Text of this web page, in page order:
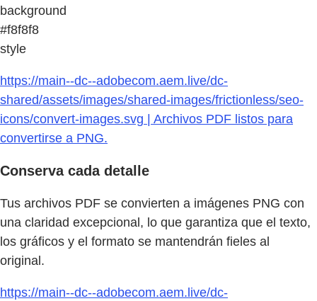
background
#f8f8f8
style
https://main--dc--adobecom.aem.live/dc-
shared/assets/images/shared-images/frictionless/seo-
icons/convert-images.svg | Archivos PDF listos para
convertirse a PNG.
Conserva cada detalle
Tus archivos PDF se convierten a imágenes PNG con
una claridad excepcional, lo que garantiza que el texto,
los gráficos y el formato se mantendrán fieles al
original.
https://main--dc--adobecom.aem.live/dc-